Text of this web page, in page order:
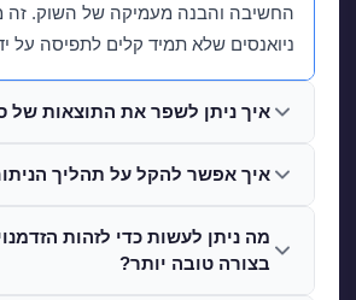
החשיבה והבנה מעמיקה של השוק. זה
ניואנסים שלא תמיד קלים לתפיסה על
איך ניתן לשפר את התוצאות של
איך אפשר להקל על תהליך
מה ניתן לעשות כדי לזהות
בצורה טובה יותר?